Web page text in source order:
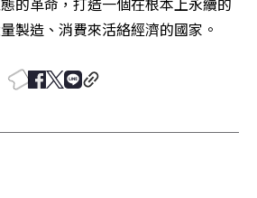
製造、消費來活絡經濟的國家。